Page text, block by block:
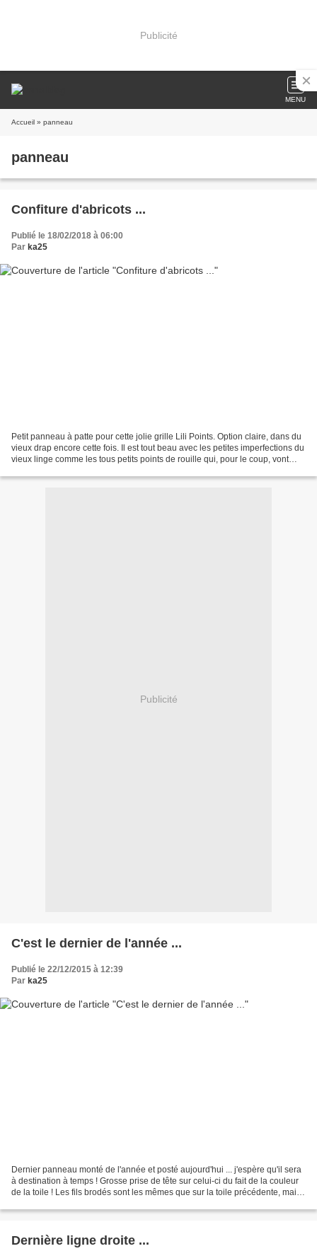
Publicité
MENU
Accueil » panneau
panneau
Confiture d'abricots ...
Publié le 18/02/2018 à 06:00
Par ka25
Petit panneau à patte pour cette jolie grille Lili Points. Option claire, dans du
vieux drap encore cette fois. Il est tout beau avec les petites imperfections du
vieux linge comme les tous petits points de rouille qui, pour le coup, vont
Publicité
C'est le dernier de l'année ...
Publié le 22/12/2015 à 12:39
Par ka25
Dernier panneau monté de l'année et posté aujourd'hui ... j'espère qu'il sera
à destination à temps ! Grosse prise de tête sur celui-ci du fait de la couleur
de la toile ! Les fils brodés sont les mêmes que sur la toile précédente, mais
Dernière ligne droite ...